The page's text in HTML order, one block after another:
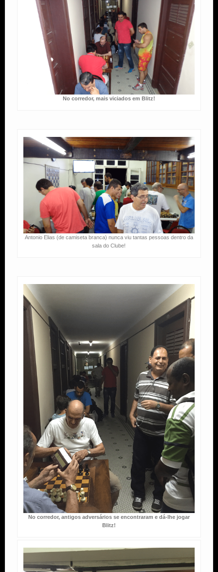
No corredor, mais viciados em Blitz!
Antonio Elias (de camiseta branca) nunca viu tantas pessoas dentro da
sala do Clube!
No corredor, antigos adversários se encontraram e dá-lhe jogar
Blitz!